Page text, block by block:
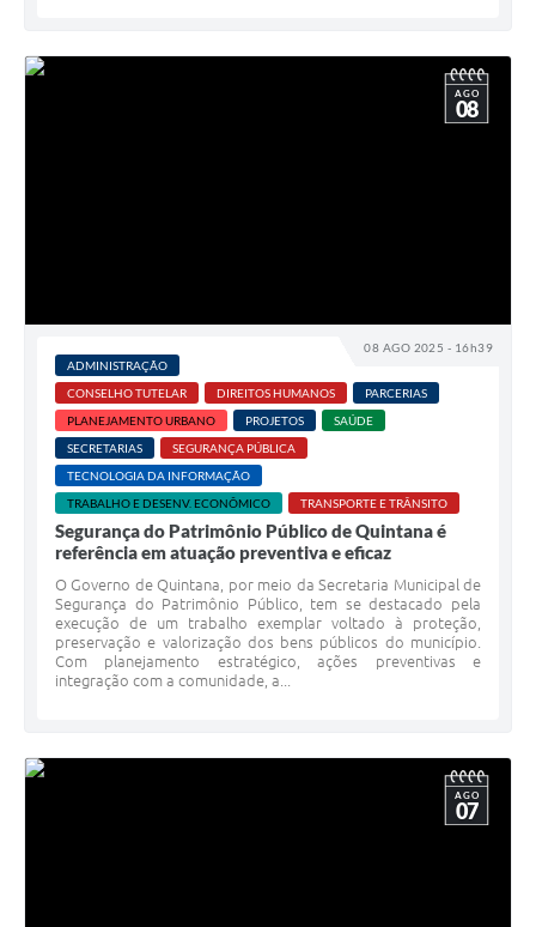
08 AGO 2025 - 16h39
AGO
08
ADMINISTRAÇÃO
CONSELHO TUTELAR
DIREITOS HUMANOS
PARCERIAS
PLANEJAMENTO URBANO
PROJETOS
SAÚDE
SECRETARIAS
SEGURANÇA PÚBLICA
TECNOLOGIA DA INFORMAÇÃO
TRABALHO E DESENV. ECONÔMICO
TRANSPORTE E TRÂNSITO
Segurança do Patrimônio Público de Quintana é
referência em atuação preventiva e eficaz
O Governo de Quintana, por meio da Secretaria Municipal de
Segurança do Patrimônio Público, tem se destacado pela
execução de um trabalho exemplar voltado à proteção,
preservação e valorização dos bens públicos do município.
Com planejamento estratégico, ações preventivas e
integração com a comunidade, a...
AGO
07